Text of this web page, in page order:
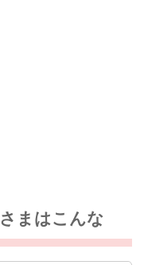
まはこんな